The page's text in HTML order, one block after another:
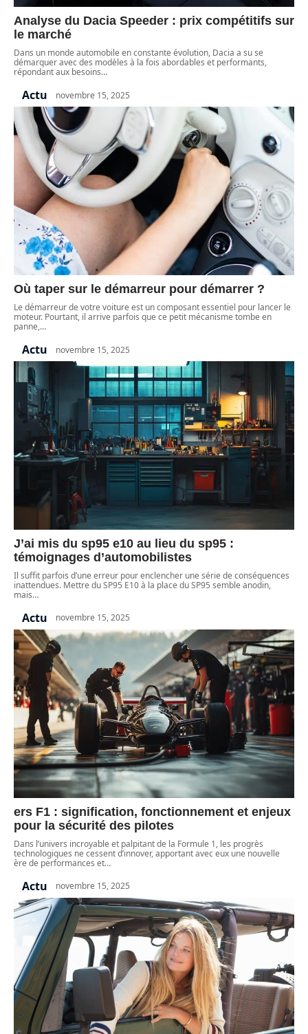
Analyse du Dacia Speeder : prix compétitifs sur
le marché
Dans un monde automobile en constante évolution, Dacia a su se
démarquer avec des modèles à la fois abordables et performants,
répondant aux besoins…
Actu novembre 15, 2025
Où taper sur le démarreur pour démarrer ?
Le démarreur de votre voiture est un composant essentiel pour lancer le
moteur. Pourtant, il arrive parfois que ce petit mécanisme tombe en
panne,…
Actu novembre 15, 2025
J’ai mis du sp95 e10 au lieu du sp95 :
témoignages d’automobilistes
Il suffit parfois d’une erreur pour enclencher une série de conséquences
inattendues. Mettre du SP95 E10 à la place du SP95 semble anodin,
mais…
Actu novembre 15, 2025
ers F1 : signification, fonctionnement et enjeux
pour la sécurité des pilotes
Dans l’univers incroyable et palpitant de la Formule 1, les progrès
technologiques ne cessent d’innover, apportant avec eux une nouvelle
ère de performances et…
Actu novembre 15, 2025